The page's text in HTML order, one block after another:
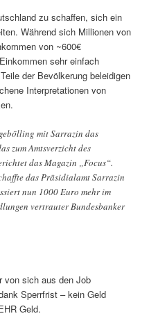
zu schaffen, sich ein
Während sich Millionen von
von ~600€
sehr einfach
der Bevölkerung beleidigen
Interpretationen von
mit Sarrazin das
zum Amtsverzicht des
das Magazin „Focus“.
das Präsidialamt Sarrazin
nun 1000 Euro mehr im
vertrauter Bundesbanker
von sich aus den Job
Sperrfrist – kein Geld
Geld.